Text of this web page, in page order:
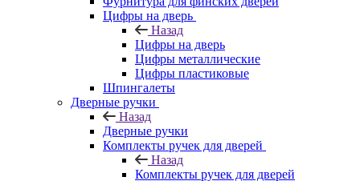
Цифры на дверь
Назад
Цифры на дверь
Цифры металлические
Цифры пластиковые
Шпингалеты
Дверные ручки
Назад
Дверные ручки
Комплекты ручек для дверей
Назад
Комплекты ручек для дверей